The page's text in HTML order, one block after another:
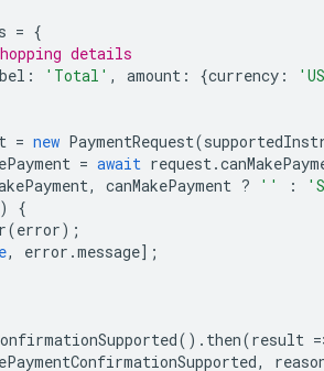
= {
details
: 'Total' , amount : {currency :
= new PaymentRequest(
= await request.
, canMakePayment ? '' :
)
{
(error);
, error .message];
(). then(result =
,